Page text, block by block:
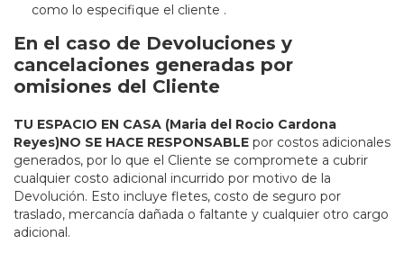
como lo especifique el cliente .
En el caso de Devoluciones y
cancelaciones generadas por
omisiones del Cliente
TU ESPACIO EN CASA (Maria del Rocio Cardona
Reyes)NO SE HACE RESPONSABLE por costos adicionales
generados, por lo que el Cliente se compromete a cubrir
cualquier costo adicional incurrido por motivo de la
Devolución. Esto incluye fletes, costo de seguro por
traslado, mercancía dañada o faltante y cualquier otro cargo
adicional.